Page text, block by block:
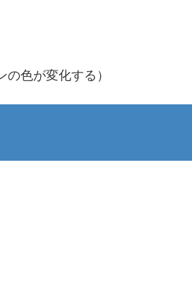
色が変化する）